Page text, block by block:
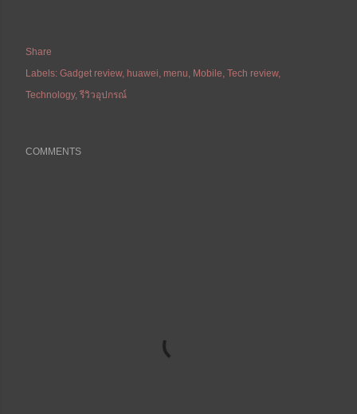
Share
Labels: Gadget review huawei menu Mobile Tech review
Technology รีวิวอุปกรณ์
COMMENTS